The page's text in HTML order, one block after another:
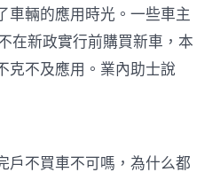
車輛的應用時光。一些車主
在新政實行前購買新車，本
克不及應用。業內助士說
不買車不可嗎，為什么都